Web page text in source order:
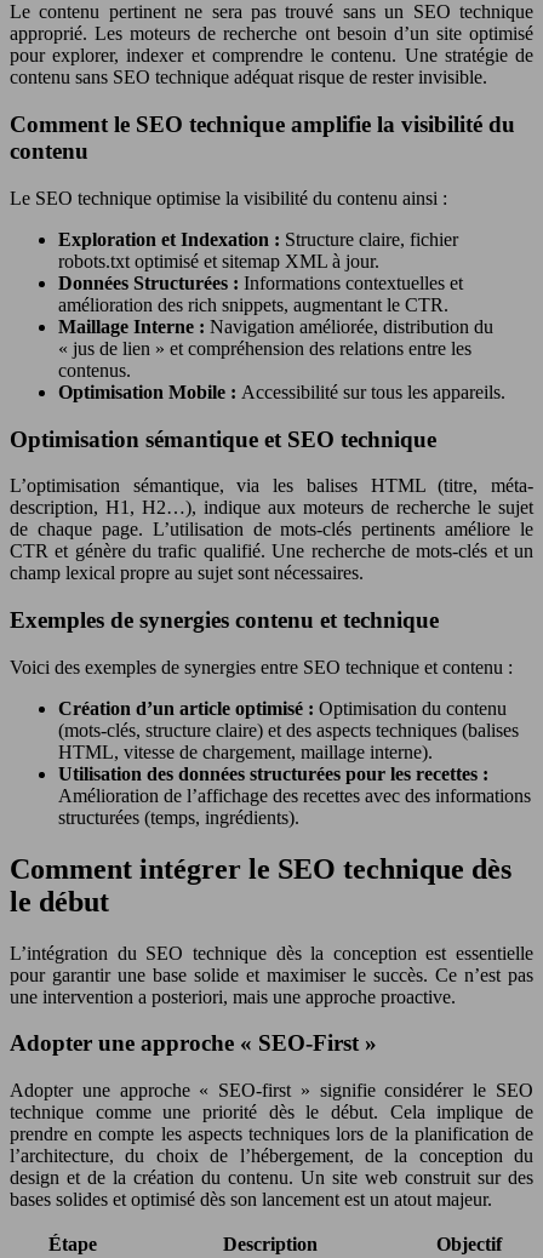
Le contenu pertinent ne sera pas trouvé sans un SEO technique
approprié. Les moteurs de recherche ont besoin d’un site optimisé
pour explorer, indexer et comprendre le contenu. Une stratégie de
contenu sans SEO technique adéquat risque de rester invisible.
Comment le SEO technique amplifie la visibilité du
contenu
Le SEO technique optimise la visibilité du contenu ainsi :
Exploration et Indexation : Structure claire, fichier
robots.txt optimisé et sitemap XML à jour.
Données Structurées : Informations contextuelles et
amélioration des rich snippets, augmentant le CTR.
Maillage Interne : Navigation améliorée, distribution du
« jus de lien » et compréhension des relations entre les
contenus.
Optimisation Mobile : Accessibilité sur tous les appareils.
Optimisation sémantique et SEO technique
L’optimisation sémantique, via les balises HTML (titre, méta-
description, H1, H2…), indique aux moteurs de recherche le sujet
de chaque page. L’utilisation de mots-clés pertinents améliore le
CTR et génère du trafic qualifié. Une recherche de mots-clés et un
champ lexical propre au sujet sont nécessaires.
Exemples de synergies contenu et technique
Voici des exemples de synergies entre SEO technique et contenu :
Création d’un article optimisé : Optimisation du contenu
(mots-clés, structure claire) et des aspects techniques (balises
HTML, vitesse de chargement, maillage interne).
Utilisation des données structurées pour les recettes :
Amélioration de l’affichage des recettes avec des informations
structurées (temps, ingrédients).
Comment intégrer le SEO technique dès
le début
L’intégration du SEO technique dès la conception est essentielle
pour garantir une base solide et maximiser le succès. Ce n’est pas
une intervention a posteriori, mais une approche proactive.
Adopter une approche « SEO-First »
Adopter une approche « SEO-first » signifie considérer le SEO
technique comme une priorité dès le début. Cela implique de
prendre en compte les aspects techniques lors de la planification de
l’architecture, du choix de l’hébergement, de la conception du
design et de la création du contenu. Un site web construit sur des
bases solides et optimisé dès son lancement est un atout majeur.
Étape Description
Objectif